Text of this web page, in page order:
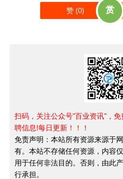
赞 (0) 赏
扫码，关注公众号"百业资讯"，
聘信息!每日更新！！！
免责声明：本站所有资源来源于
有。本站不存储任何资源，内容
用于任何非法目的。否则，由此
行承担。